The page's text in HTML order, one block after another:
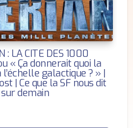
: LA CITE DES 1000
« Ça donnerait quoi la
galactique ? » |
| Ce que la SF nous dit
sur demain